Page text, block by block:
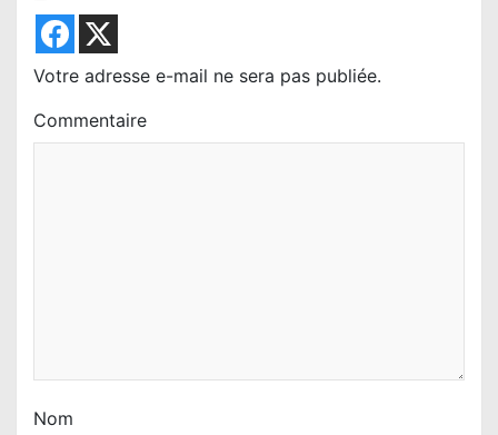
Votre adresse e-mail ne sera pas publiée.
Commentaire
Nom